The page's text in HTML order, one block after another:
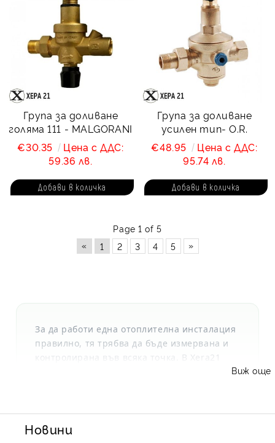
Група за доливане
голяма 111 - MALGORANI
€30.35
Цена с ДДС:
59.36 лв.
Група за доливане
усилен тип- O.R.
€48.95
Цена с ДДС:
95.74 лв.
Page 1 of 5
«
1 2 3 4 5 »
За да работи една отоплителна инсталация
правилно, тя трябва да бъде измервана и
контролирана във всяка точка. В Xera21
контролериIntielи групи за автоматично
доливане
Виж още
Новини